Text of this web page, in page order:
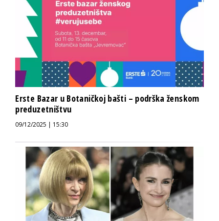
Erste Bazar u Botaničkoj bašti – podrška ženskom
preduzetništvu
09/12/2025 | 15:30